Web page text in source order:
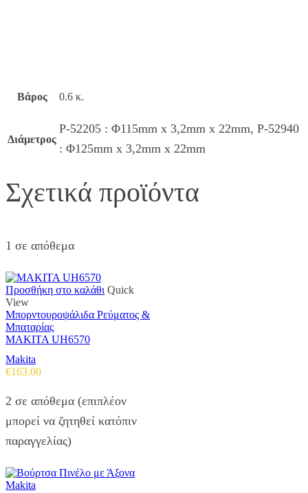
Βάρος 0.6 κ.
Διάμετρος
P-52205 : Φ115mm x 3,2mm x 22mm, P-52940
: Φ125mm x 3,2mm x 22mm
Σχετικά προϊόντα
1 σε απόθεμα
Προσθήκη στο καλάθι Quick
View
Μπορντουροψάλιδα Ρεύματος &
Μπαταρίας
MAKITA UH6570
Makita
€163.00
2 σε απόθεμα (επιπλέον
μπορεί να ζητηθεί κατόπιν
παραγγελίας)